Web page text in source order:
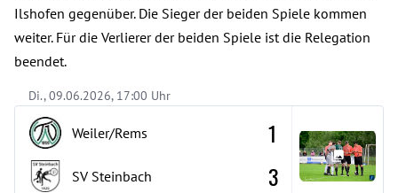
Ilshofen gegenüber. Die Sieger der beiden Spiele kommen
weiter. Für die Verlierer der beiden Spiele ist die Relegation
beendet.
Di., 09.06.2026, 17:00 Uhr
Weiler/Rems
SV Steinbach
1
3